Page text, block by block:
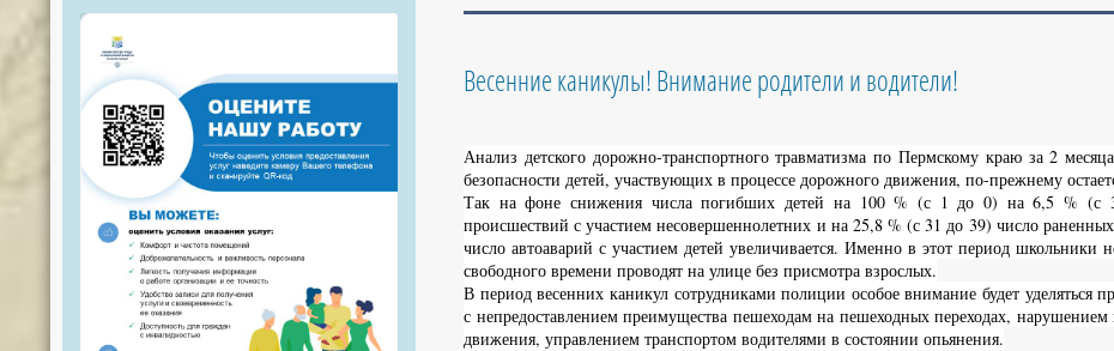
Весенние каникулы! Внимание родители и водители!
Анализ детского дорожно-транспортного травматизма по Пермскому краю за 2
безопасности детей, участвующих в процессе дорожного движения, по-прежнему
Так на фоне снижения числа погибших детей на 100 % (с 1 до 0) на 6,5 % (с
происшествий с участием несовершеннолетних и на 25,8 % (с 31 до 39) число
число автоаварий с участием детей увеличивается. Именно в этот период школьники
свободного времени проводят на улице без присмотра взрослых.
В период весенних каникул сотрудниками полиции особое внимание будет уделяться
с непредоставлением преимущества пешеходам на пешеходных переходах,
движения, управлением транспортом водителями в состоянии опьянения.